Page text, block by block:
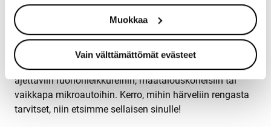
Muokkaa
Vain välttämättömät evästeet
tilalle!
Pienkoneiden renkaat Joensuussa
Meiltä saat renkaat myös erilaisiin pienkoneisiin:
ajettaviin ruohonleikkureihin, maatalouskoneisiin tai
vaikkapa mikroautoihin. Kerro, mihin härveliin rengasta
tarvitset, niin etsimme sellaisen sinulle!